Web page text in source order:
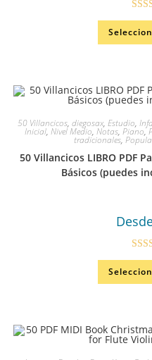
50 Villancicos, diegosax, Estudio,
Inicial, Nivel Medio, Notas, Piano,
tradicionales,
50 Villancicos LIBRO PDF
Básicos (puedes